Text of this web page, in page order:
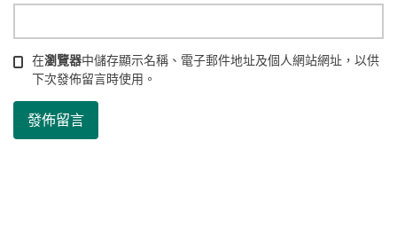
在瀏覽器中儲存顯示名稱、電子郵件地址及個人網站網址，以供
下次發佈留言時使用。